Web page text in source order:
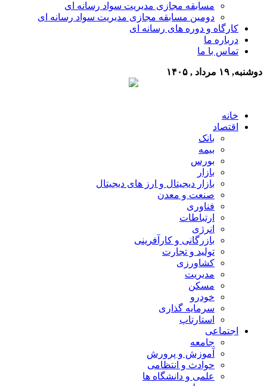
مسابقه مجازی مدیریت سواد رسانه ای
دومین مسابقه مجازی مدیریت سواد رسانه ای
کارگاه و دوره های رسانه ای
درباره ما
تماس با ما
دوشنبه, ۱۹ مرداد , ۱۴۰۵
خانه
اقتصاد
بانک
بیمه
بورس
بازار
بازار دیجیتال و ارز های دیجیتال
صنعت و معدن
فناوری
ارتباطات
انرژی
بازرگانی و کارآفرینی
تولید و تجارت
کشاورزی
مدیریت
مسکن
خودرو
سرمایه گذاری
استارتاپ
اجتماعی
جامعه
آموزش و پرورش
حوادث و انتظامی
علمی و دانشگاه ها